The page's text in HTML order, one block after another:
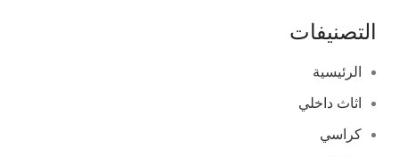
التصنيفات
الرئيسية
اثاث داخلي
كراسي